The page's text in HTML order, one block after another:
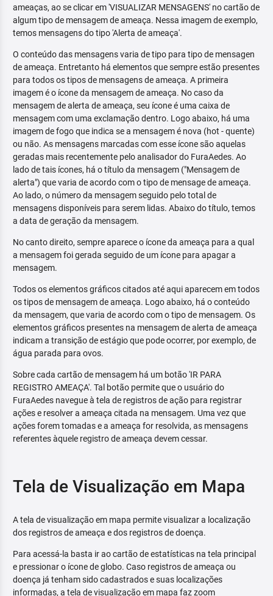
ameaças, ao se clicar em 'VISUALIZAR MENSAGENS' no cartão de
algum tipo de mensagem de ameaça. Nessa imagem de exemplo,
temos mensagens do tipo 'Alerta de ameaça'.
O conteúdo das mensagens varia de tipo para tipo de mensagen
de ameaça. Entretanto há elementos que sempre estão presentes
para todos os tipos de mensagens de ameaça. A primeira
imagem é o ícone da mensagem de ameaça. No caso da
mensagem de alerta de ameaça, seu ícone é uma caixa de
mensagem com uma exclamação dentro. Logo abaixo, há uma
imagem de fogo que indica se a mensagem é nova (hot - quente)
ou não. As mensagens marcadas com esse ícone são aquelas
geradas mais recentemente pelo analisador do FuraAedes. Ao
lado de tais ícones, há o título da mensagem ("Mensagem de
alerta") que varia de acordo com o tipo de mensage de ameaça.
Ao lado, o número da mensagem seguido pelo total de
mensagens disponíveis para serem lidas. Abaixo do título, temos
a data de geração da mensagem.
No canto direito, sempre aparece o ícone da ameaça para a qual
a mensagem foi gerada seguido de um ícone para apagar a
mensagem.
Todos os elementos gráficos citados até aqui aparecem em todos
os tipos de mensagem de ameaça. Logo abaixo, há o conteúdo
da mensagem, que varia de acordo com o tipo de mensagem. Os
elementos gráficos presentes na mensagem de alerta de ameaça
indicam a transição de estágio que pode ocorrer, por exemplo, de
água parada para ovos.
Sobre cada cartão de mensagem há um botão 'IR PARA
REGISTRO AMEAÇA'. Tal botão permite que o usuário do
FuraAedes navegue à tela de registros de ação para registrar
ações e resolver a ameaça citada na mensagem. Uma vez que
ações forem tomadas e a ameaça for resolvida, as mensagens
referentes àquele registro de ameaça devem cessar.
Tela de Visualização em Mapa
A tela de visualização em mapa permite visualizar a localização
dos registros de ameaça e dos registros de doença.
Para acessá-la basta ir ao cartão de estatísticas na tela principal
e pressionar o ícone de globo. Caso registros de ameaça ou
doença já tenham sido cadastrados e suas localizações
informadas, a tela de visualização em mapa faz zoom